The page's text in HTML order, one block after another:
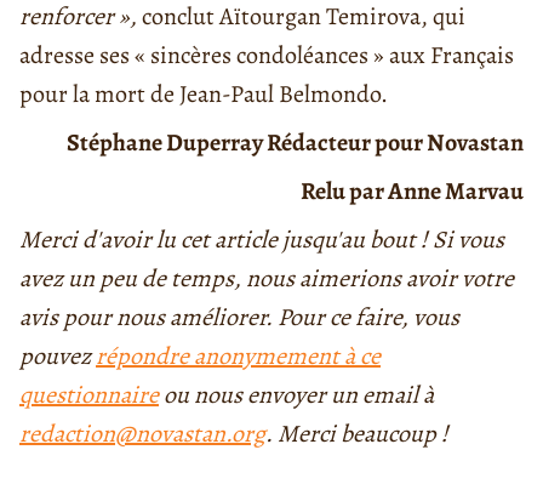
renforcer »,conclut Aïtourgan Temirova, qui
adresse ses « sincères condoléances » aux Français
pour la mort de Jean-Paul Belmondo.
Stéphane Duperray Rédacteur pour Novastan
Relu par Anne Marvau
Merci d'avoir lu cet article jusqu'au bout ! Si vous
avez un peu de temps, nous aimerions avoir votre
avis pour nous améliorer. Pour ce faire, vous
pouvezrépondre anonymement à ce
questionnaireou nous envoyer un email à
redaction@novastan.org. Merci beaucoup !